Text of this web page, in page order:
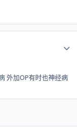
外加OP有时也神经病